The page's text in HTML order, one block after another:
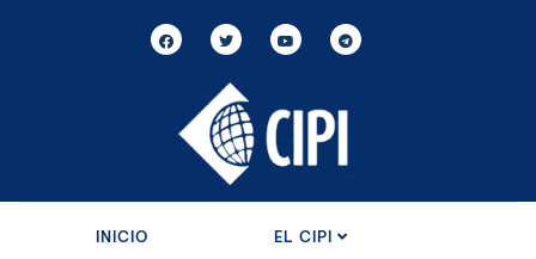
INICIO EL CIPI